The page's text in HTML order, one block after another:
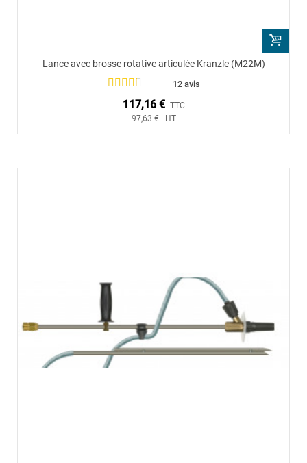
Lance avec brosse rotative articulée Kranzle (M22M)
12 avis
117,16 € TTC
97,63 € HT